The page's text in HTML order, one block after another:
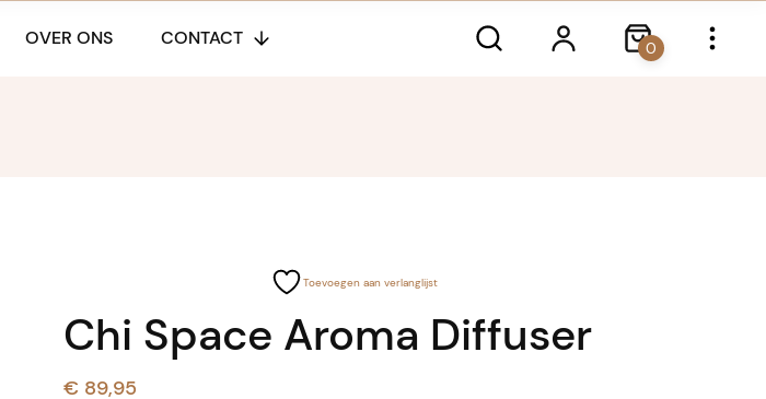
OVER ONS CONTACT 0
Chi Space Aroma Diffuser
€ 89,95
Toevoegen aan verlanglijst